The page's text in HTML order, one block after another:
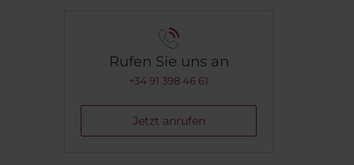
Rufen Sie uns an
+34 91 398 46 61
Jetzt anrufen